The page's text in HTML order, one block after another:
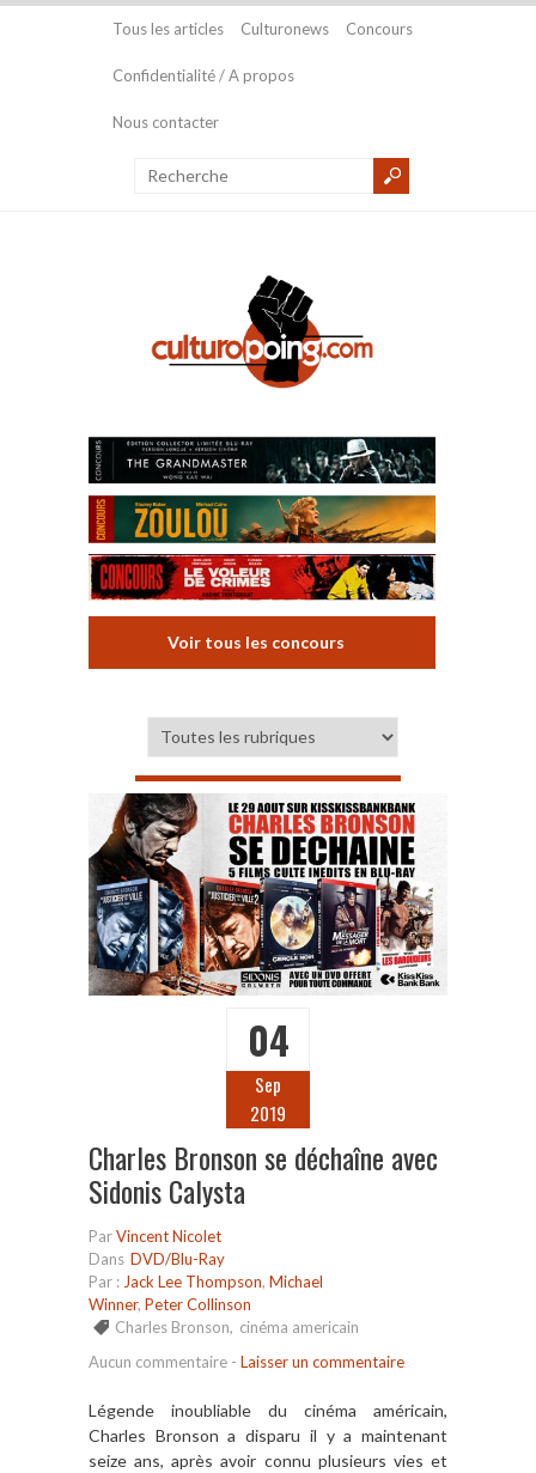
Tous les articles Culturonews Concours
Confidentialité / A propos
Nous contacter
Voir tous les concours
04
Sep
2019
Charles Bronson se déchaîne avec
Sidonis Calysta
ParVincent Nicolet
Dans DVD/Blu-Ray
Par : Jack Lee Thompson, Michael
Winner, Peter Collinson
Charles Bronson, cinéma americain
Aucun commentaire - Laisser un commentaire
Légende inoubliable du cinéma américain,
Charles Bronson a disparu il y a maintenant
seize ans, après avoir connu plusieurs vies et